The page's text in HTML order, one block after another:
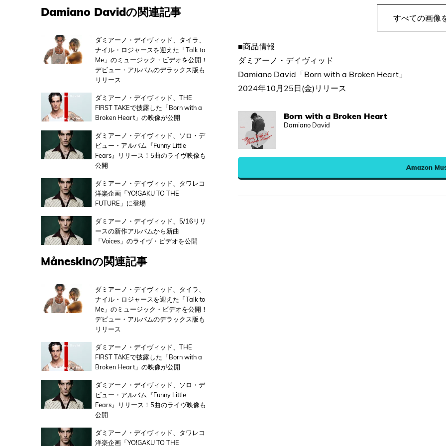
すべての画像
■商品情報
ダミアーノ・デイヴィッド
Damiano David「Born with a Broken Heart」
2024年10月25日(金)リリース
Born with a Broken Heart
Damiano David
Amazon
Damiano Davidの関連記事
ダミアーノ・デイヴィッド、タイラ、
ナイル・ロジャースを迎えた「Talk to
Me」のミュージック・ビデオを公開！
デビュー・アルバムのデラックス版も
リリース
ダミアーノ・デイヴィッド、THE
FIRST TAKEで披露した「Born with a
Broken Heart」の映像が公開
ダミアーノ・デイヴィッド、ソロ・デ
ビュー・アルバム『Funny Little
Fears』リリース！5曲のライヴ映像も
公開
ダミアーノ・デイヴィッド、タワレコ
洋楽企画「YO!GAKU TO THE
FUTURE」に登場
ダミアーノ・デイヴィッド、5/16リリ
ースの新作アルバムから新曲
「Voices」のライヴ・ビデオを公開
Måneskinの関連記事
ダミアーノ・デイヴィッド、タイラ、
ナイル・ロジャースを迎えた「Talk to
Me」のミュージック・ビデオを公開！
デビュー・アルバムのデラックス版も
リリース
ダミアーノ・デイヴィッド、THE
FIRST TAKEで披露した「Born with a
Broken Heart」の映像が公開
ダミアーノ・デイヴィッド、ソロ・デ
ビュー・アルバム『Funny Little
Fears』リリース！5曲のライヴ映像も
公開
ダミアーノ・デイヴィッド、タワレコ
洋楽企画「YO!GAKU TO THE